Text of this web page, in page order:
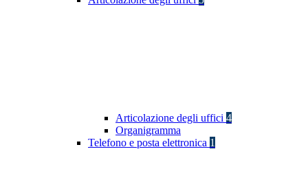
Articolazione degli uffici 4
Organigramma
Telefono e posta elettronica 1